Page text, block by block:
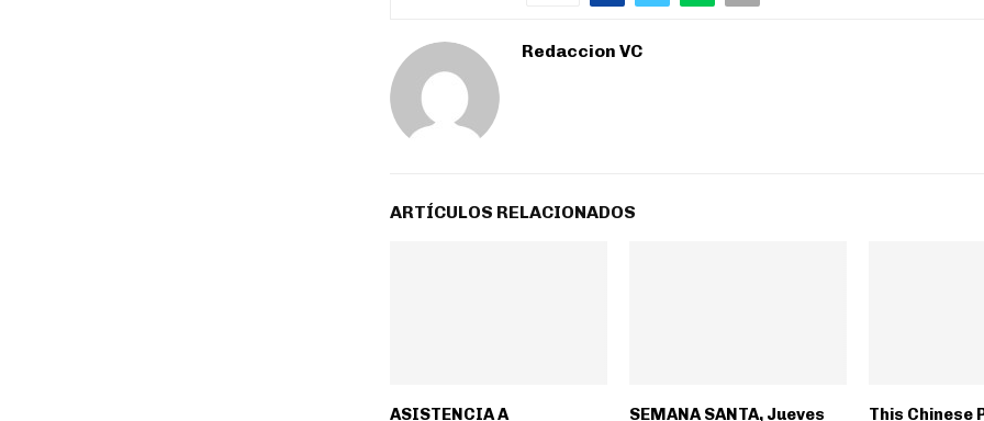
Redaccion VC
ARTÍCULOS RELACIONADOS
ASISTENCIA A SEMANA SANTA, Jueves This Chinese